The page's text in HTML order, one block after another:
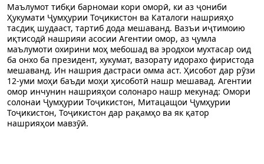
Маълумот тибқи барномаи кори оморӣ, ки аз ҷониби
Ҳукумати Ҷумҳурии Тоҷикистон ва Каталоги нашрияҳо
тасдиқ шудааст, тартиб дода мешаванд. Вазъи иҷтимоию
иқтисодӣ нашрияи асосии Агентии омор, аз ҷумла
маълумоти охирини моҳ мебошад ва эродхои мухтасар оид
ба онхо ба президент, хукумат, вазорату идорахо фиристода
мешаванд. Ин нашрия дастраси омма аст. Ҳисобот дар рӯзи
12-уми моҳи баъди моҳи ҳисоботӣ нашр мешавад. Агентии
омор инчунин нашрияҳои солонаро нашр мекунад: Омори
солонаи Ҷумҳурии Тоҷикистон, Митацащои Ҷумҳурии
Тоҷикистон, Тоҷикистон дар рақамҳо ва як қатор
нашрияҳои мавзӯӣ.